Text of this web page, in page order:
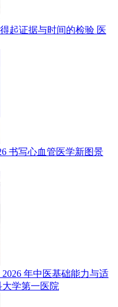
起证据与时间的检验 医
书写心血管医学新图景
年中医基础能力与适
学第一医院